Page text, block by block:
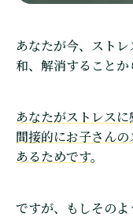
あなたが今、スト
和、解消することか
あなたがストレス
間接的にお子さん
あるためです。
ですが、もしその